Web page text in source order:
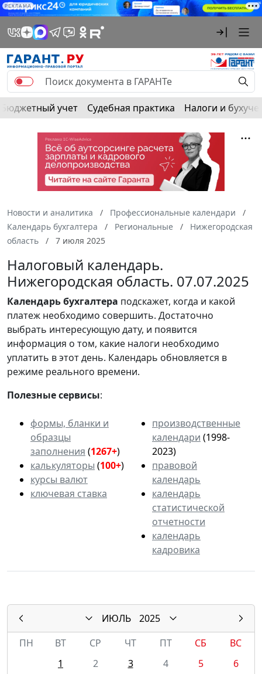
РЕКЛАМА
Бюджетный учет Судебная практика Налоги и
Новости и аналитика
Профессиональные календари
Календарь бухгалтера
Региональные
Нижегородская
область
7 июля 2025
Налоговый календарь.
Нижегородская область. 07.07.2025
Календарьбухгалтера подскажет, когда и какой
платеж необходимо совершить. Достаточно
выбрать интересующую дату, и появится
информация о том, какие налоги необходимо
уплатить в этот день. Календарь обновляется в
режиме реального времени.
Полезные сервисы:
формы, бланки и
образцы
заполнения (1267+)
калькуляторы (100+)
курсы валют
ключевая ставка
производственные
календари (1998-
2023)
правовой
календарь
календарь
статистической
отчетности
календарь
кадровика
ИЮЛЬ
2025
ПН
ВТ СР ЧТ ПТ СБ
ВС
1
2 3 4 5
6